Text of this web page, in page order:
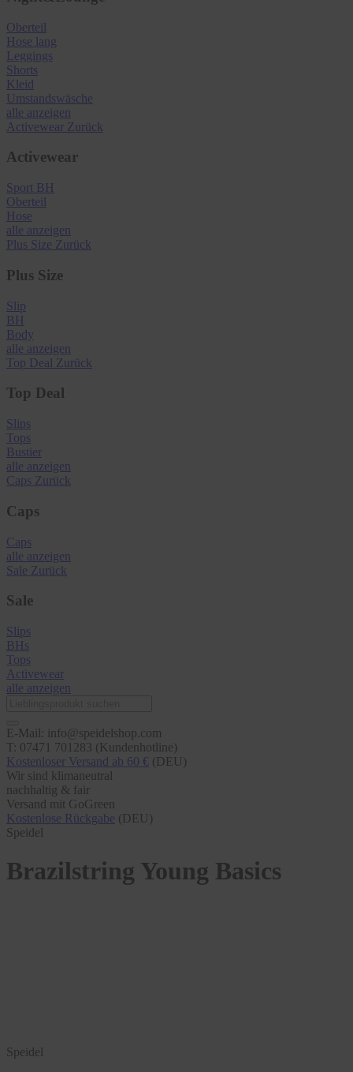
Oberteil
Hose lang
Leggings
Shorts
Kleid
Umstandswäsche
alle anzeigen
Activewear Zurück
Activewear
Sport BH
Oberteil
Hose
alle anzeigen
Plus Size Zurück
Plus Size
Slip
BH
Body
alle anzeigen
Top Deal Zurück
Top Deal
Slips
Tops
Bustier
alle anzeigen
Caps Zurück
Caps
Caps
alle anzeigen
Sale Zurück
Sale
Slips
BHs
Tops
Activewear
alle anzeigen
E-Mail: info@speidelshop.com
T: 07471 701283 (Kundenhotline)
Kostenloser Versand ab 60 € (DEU)
Wir sind klimaneutral
nachhaltig & fair
Versand mit GoGreen
Kostenlose Rückgabe (DEU)
Speidel
Brazilstring Young Basics
Speidel